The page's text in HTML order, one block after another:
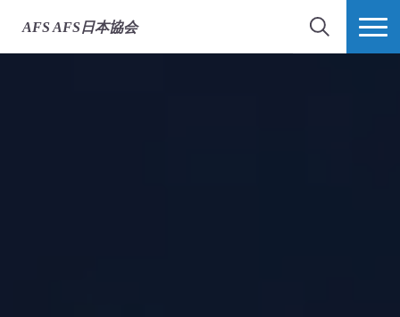
AFS AFS日本協会
検索 MORE